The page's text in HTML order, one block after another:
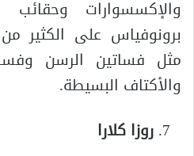
والإكسسوارات وحقائب
برونوفياس على الكثير
مثل فساتين الرسن
والأكتاف البسيطة.
روزا كلارا